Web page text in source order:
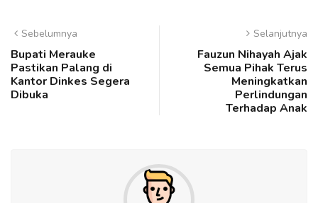
Sebelumnya
Bupati Merauke
Pastikan Palang di
Kantor Dinkes Segera
Dibuka
Selanjutnya
Fauzun Nihayah Ajak
Semua Pihak Terus
Meningkatkan
Perlindungan
Terhadap Anak